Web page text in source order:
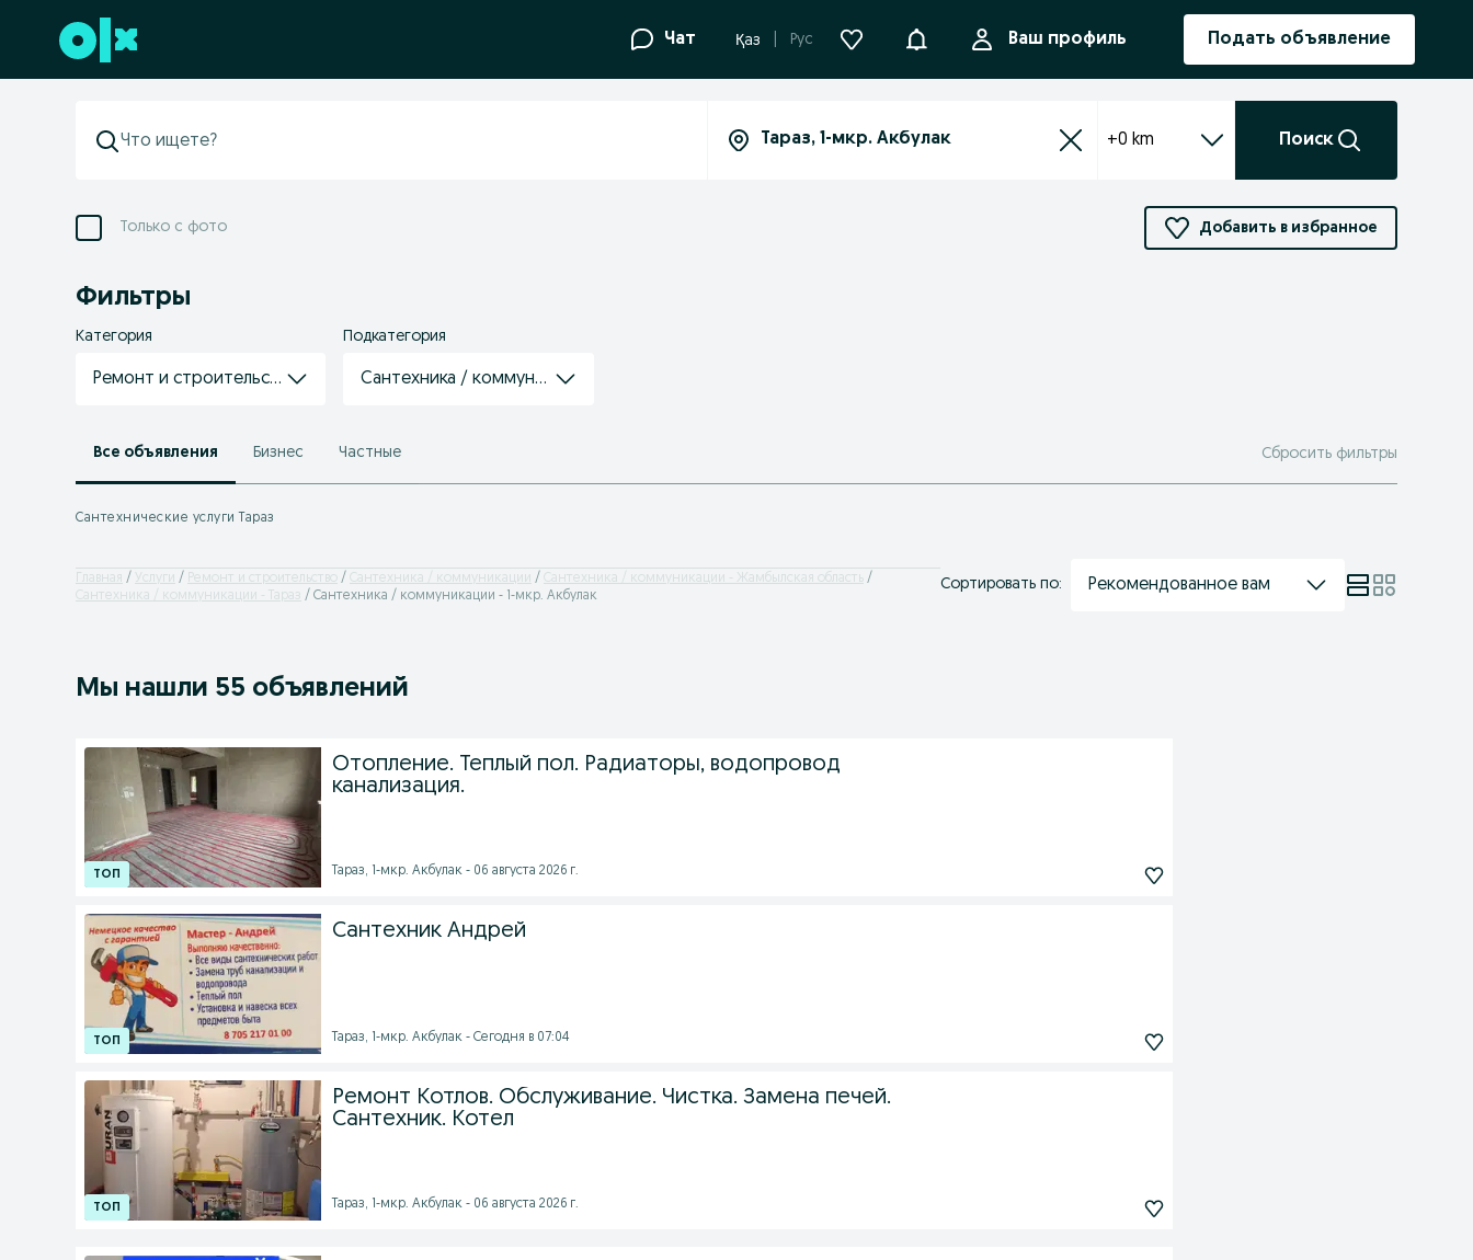
Перейти к нижнему колонтитулу Чат Қаз Рус УведомленияВаш профиль Подать объявление
+0 km Поиск
Только с фото Добавить в избранное
Фильтры
Категория
Ремонт и строительство
Подкатегория
Сантехника / коммуникации
Все объявления Бизнес Частные Сбросить фильтры
Сантехнические услуги Тараз
Главная Услуги Ремонт и строительство Сантехника / коммуникации
Сантехника / коммуникации - Жамбылская область
Сантехника / коммуникации - Тараз
Сантехника / коммуникации - 1-мкр. Акбулак
Сортировать по: Рекомендованное вам
Мы нашли 55 объявлений
Отопление. Теплый пол. Радиаторы, водопровод
канализация.
Тараз, 1-мкр. Акбулак - 06 августа 2026 г.
Сантехник Андрей
Тараз, 1-мкр. Акбулак - Сегодня в 07:04
Ремонт Котлов. Обслуживание. Чистка. Замена печей.
Сантехник. Котел
Тараз, 1-мкр. Акбулак - 06 августа 2026 г.